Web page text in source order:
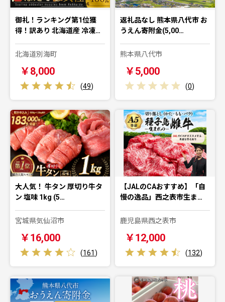
御礼！ランキング第1位獲
得！訳あり 北海道産 冷凍…
北海道別海町
￥8,000
(49)
返礼品なし 熊本県八代市 お
うえん寄附金(5,00…
熊本県八代市
￥5,000
(0)
大人気！ 牛タン 厚切り牛タ
ン 塩味 1kg (5…
宮城県気仙沼市
￥16,000
(161)
【JALのCAおすすめ】「自
慢の逸品」西之表市生ま…
鹿児島県西之表市
￥12,000
(132)